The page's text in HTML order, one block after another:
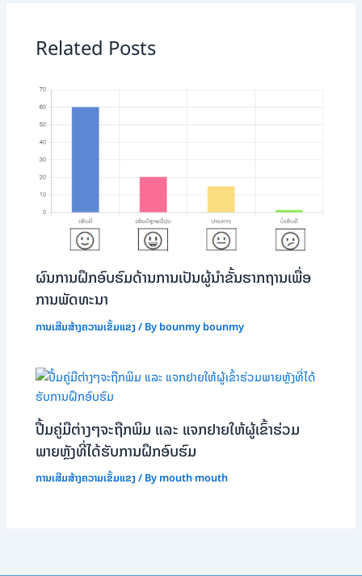
Related Posts
ຜົນການຝຶກອົບຮົມດ້ານການເປັນຜູ້ນໍາຂັ້ນຮາກຖານເພື່ອ
ການພັດທະນາ
ການເສີມສ້າງຄວາມເຂັ້ມແຂງ/ Bybounmy bounmy
ປື້ມຄູ່ມືຕ່າງໆຈະຖືກພິມ ແລະ ແຈກຢາຍໃຫ້ຜູ້ເຂົ້າຮ່ວມ
ພາຍຫຼັງທີ່ໄດ້ຮັບການຝຶກອົບຮົມ
ການເສີມສ້າງຄວາມເຂັ້ມແຂງ/ Bymouth mouth